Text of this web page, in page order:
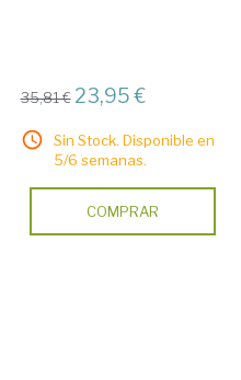
35,81 € 23,95 €
Sin Stock. Disponible en
5/6 semanas.
COMPRAR